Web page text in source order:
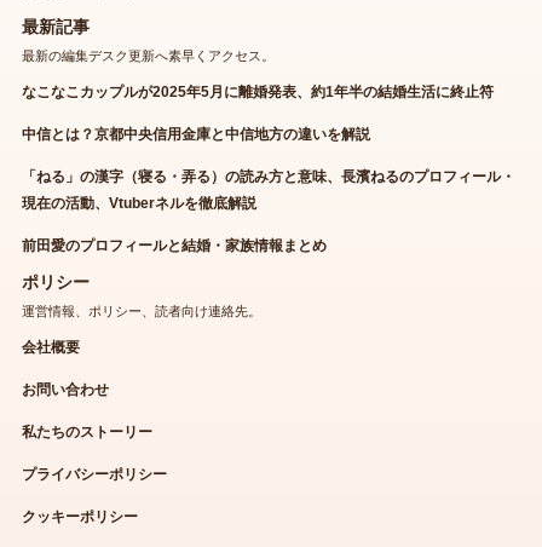
最新記事
最新の編集デスク更新へ素早くアクセス。
なこなこカップルが2025年5月に離婚発表、約1年半の結婚生活に終止符
中信とは？京都中央信用金庫と中信地方の違いを解説
「ねる」の漢字（寝る・弄る）の読み方と意味、長濱ねるのプロフィール・
現在の活動、Vtuberネルを徹底解説
前田愛のプロフィールと結婚・家族情報まとめ
ポリシー
運営情報、ポリシー、読者向け連絡先。
会社概要
お問い合わせ
私たちのストーリー
プライバシーポリシー
クッキーポリシー